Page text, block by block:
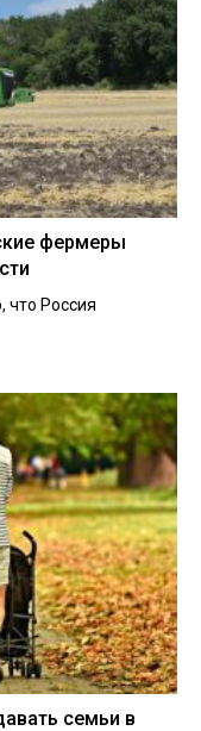
фермеры
что Россия
семьи в